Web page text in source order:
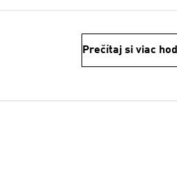
Prečítaj si viac